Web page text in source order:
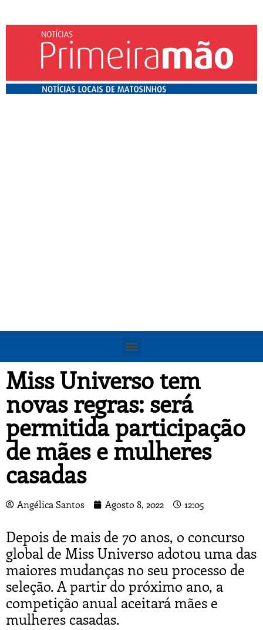
Miss Universo tem
novas regras: será
permitida participação
de mães e mulheres
casadas
Angélica Santos Agosto 8, 2022 12:05
Depois de mais de 70 anos, o concurso
global de Miss Universo adotou uma das
maiores mudanças no seu processo de
seleção. A partir do próximo ano, a
competição anual aceitará mães e
mulheres casadas.